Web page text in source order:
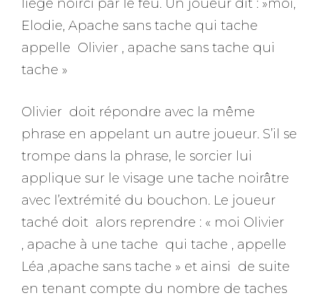
liège noirci par le feu. Un joueur dit : »moi,
Elodie, Apache sans tache qui tache
appelle Olivier , apache sans tache qui
tache »
Olivier doit répondre avec la même
phrase en appelant un autre joueur. S’il se
trompe dans la phrase, le sorcier lui
applique sur le visage une tache noirâtre
avec l’extrémité du bouchon. Le joueur
taché doit alors reprendre : « moi Olivier
, apache à une tache qui tache , appelle
Léa ,apache sans tache » et ainsi de suite
en tenant compte du nombre de taches